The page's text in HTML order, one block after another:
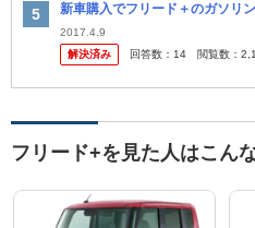
新車購入でフリード＋のガソリ
2017.4.9
解決済み
回答数： 14 閲覧数：
フリード+を見た人はこん